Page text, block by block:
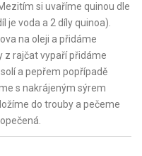
si uvaříme quinou dle
je voda a 2 díly quinoa).
na oleji a přidáme
z rajčat vypaří přidáme
a pepřem popřípadě
s nakrájeným sýrem
do trouby a pečeme